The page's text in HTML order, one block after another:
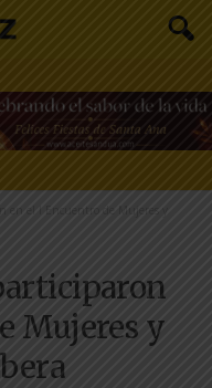
en el I Encuentro de Mujeres y
Mujeres y